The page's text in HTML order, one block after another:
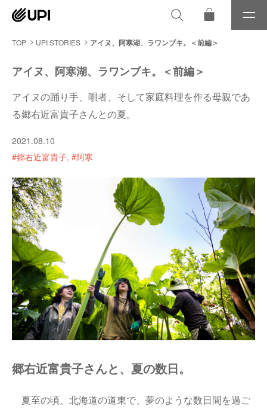
メ
ニ
TOP UPI STORIES アイヌ、阿寒湖、ラワンブキ。＜前編＞
アイヌ、阿寒湖、ラワンブキ。＜前編＞
アイヌの踊り手、唄者、そして家庭料理を作る母親であ
る郷右近富貴子さんとの夏。
2021.08.10
#郷右近富貴子 #阿寒
郷右近富貴子さんと、夏の数日。
夏至の頃、北海道の道東で、夢のような数日間を過ご